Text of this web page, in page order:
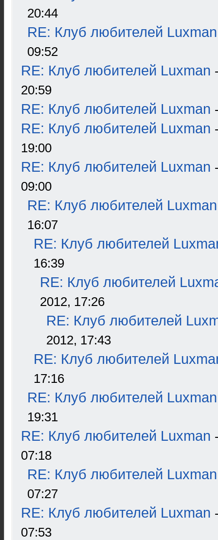
20:44
RE: Клуб любителей Luxman
09:52
RE: Клуб любителей Luxman
20:59
RE: Клуб любителей Luxman
RE: Клуб любителей Luxman
19:00
RE: Клуб любителей Luxman
09:00
RE: Клуб любителей Luxman
16:07
RE: Клуб любителей
16:39
RE: Клуб любителей
2012, 17:26
RE: Клуб любителей
2012, 17:43
RE: Клуб любителей
17:16
RE: Клуб любителей Luxman
19:31
RE: Клуб любителей Luxman
07:18
RE: Клуб любителей Luxman
07:27
RE: Клуб любителей Luxman
07:53